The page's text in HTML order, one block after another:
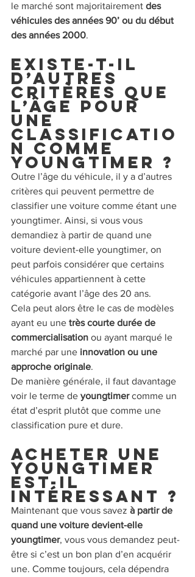
le marché sont majoritairement des
véhicules des années 90’ ou du début
des années 2000.
Existe-t-il
d’autres
critères que
l’âge pour
une
classificatio
n comme
youngtimer ?
Outre l’âge du véhicule, il y a d’autres
critères qui peuvent permettre de
classifier une voiture comme étant une
youngtimer. Ainsi, si vous vous
demandiez à partir de quand une
voiture devient-elle youngtimer, on
peut parfois considérer que certains
véhicules appartiennent à cette
catégorie avant l’âge des 20 ans.
Cela peut alors être le cas de modèles
ayant eu une très courte durée de
commercialisation ou ayant marqué le
marché par une innovation ou une
approche originale.
De manière générale, il faut davantage
voir le terme de youngtimer comme un
état d’esprit plutôt que comme une
classification pure et dure.
Acheter une
youngtimer
est-il
intéressant ?
Maintenant que vous savez à partir de
quand une voiture devient-elle
youngtimer, vous vous demandez peut-
être si c’est un bon plan d’en acquérir
une. Comme toujours, cela dépendra